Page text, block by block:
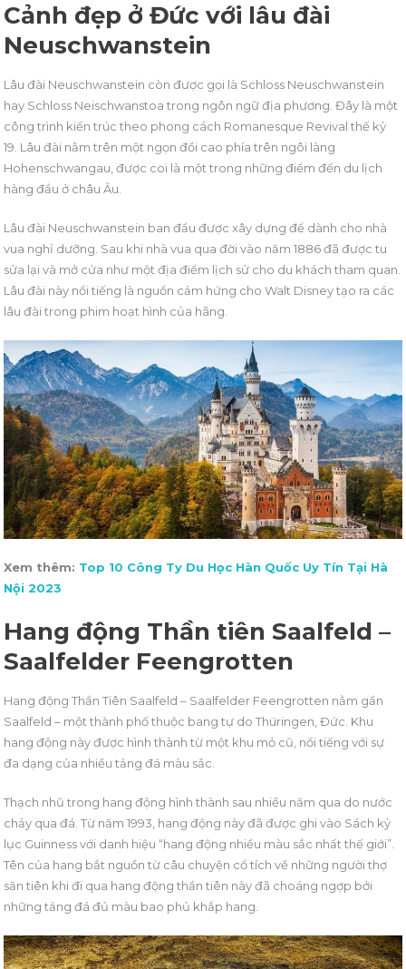
Cảnh đẹp ở Đức với lâu đài
Neuschwanstein
Lâu đài Neuschwanstein còn được gọi là Schloss Neuschwanstein
hay Schloss Neischwanstoa trong ngôn ngữ địa phương. Đây là một
công trình kiến trúc theo phong cách Romanesque Revival thế kỷ
19. Lâu đài nằm trên một ngọn đồi cao phía trên ngôi làng
Hohenschwangau, được coi là một trong những điểm đến du lịch
hàng đầu ở châu Âu.
Lâu đài Neuschwanstein ban đầu được xây dựng để dành cho nhà
vua nghỉ dưỡng. Sau khi nhà vua qua đời vào năm 1886 đã được tu
sửa lại và mở cửa như một địa điểm lịch sử cho du khách tham quan.
Lâu đài này nổi tiếng là nguồn cảm hứng cho Walt Disney tạo ra các
lâu đài trong phim hoạt hình của hãng.
Xem thêm: Top 10 Công Ty Du Học Hàn Quốc Uy Tín Tại Hà
Nội 2023
Hang động Thần tiên Saalfeld –
Saalfelder Feengrotten
Hang động Thần Tiên Saalfeld – Saalfelder Feengrotten nằm gần
Saalfeld – một thành phố thuộc bang tự do Thüringen, Đức. Khu
hang động này được hình thành từ một khu mỏ cũ, nổi tiếng với sự
đa dạng của nhiều tảng đá màu sắc.
Thạch nhũ trong hang động hình thành sau nhiều năm qua do nước
chảy qua đá. Từ năm 1993, hang động này đã được ghi vào Sách kỷ
lục Guinness với danh hiệu “hang động nhiều màu sắc nhất thế giới”.
Tên của hang bắt nguồn từ câu chuyện cổ tích về những người thợ
săn tiên khi đi qua hang động thần tiên này đã choáng ngợp bởi
những tảng đá đủ màu bao phủ khắp hang.